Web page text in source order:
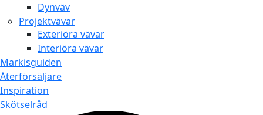
Dynväv
Projektvävar
Exteriöra vävar
Interiöra vävar
Markisguiden
Återförsäljare
Inspiration
Skötselråd